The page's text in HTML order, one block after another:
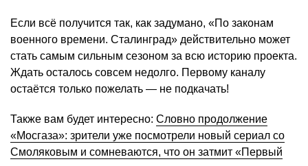
Если всё получится так, как задумано, «По законам
военного времени. Сталинград» действительно может
стать самым сильным сезоном за всю историю проекта.
Ждать осталось совсем недолго. Первому каналу
остаётся только пожелать — не подкачать!
Также вам будет интересно: Словно продолжение
«Мосгаза»: зрители уже посмотрели новый сериал со
Смоляковым и сомневаются, что он затмит «Первый